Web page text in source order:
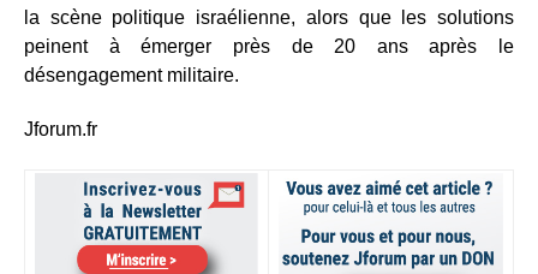
la scène politique israélienne, alors que les solutions
peinent à émerger près de 20 ans après le
désengagement militaire.
Jforum.fr